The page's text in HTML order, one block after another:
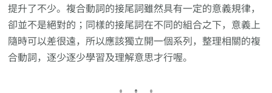
提升了不少。複合動詞的接尾詞雖然具有一定的意義規律，
卻並不是絕對的；同樣的接尾詞在不同的組合之下，意義上
隨時可以差很遠，所以應該獨立開一個系列，整理相關的複
合動詞，逐少逐少學習及理解意思才行喔。